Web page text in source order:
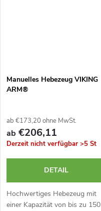
Manuelles Hebezeug VIKING
ARM®
ab €173,20 ohne MwSt.
ab €206,11
Derzeit nicht verfügbar >5 St
DETAIL
Hochwertiges Hebezeug mit
einer Kapazität von bis zu 150